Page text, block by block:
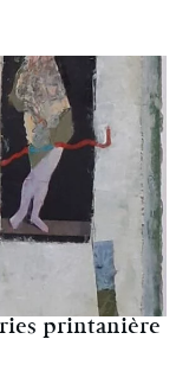
printanière